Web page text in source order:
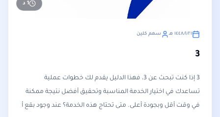
1 د
٢١‏/١‏/١٤٤٨ هـ سهم كلين
3
3 إذا كنت تبحث عن 3، فهذا الدليل يقدم لك خطوات عملية
تساعدك في اختيار الخدمة المناسبة وتحقيق أفضل نتيجة ممكنة
في وقت أقل وبجودة أعلى. متى تحتاج هذه الخدمة؟ عند وجود بقع أ